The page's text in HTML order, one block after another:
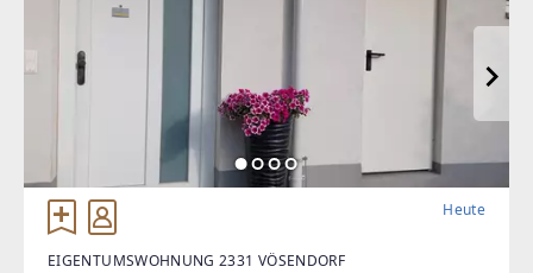
Heute
EIGENTUMSWOHNUNG 2331 VÖSENDORF